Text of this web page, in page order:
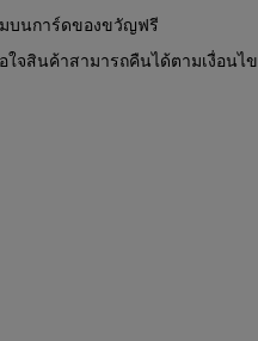
บนการ์ดของขวัญฟรี
ใจสินค้าสามารถคืนได้ตามเงื่อนไข